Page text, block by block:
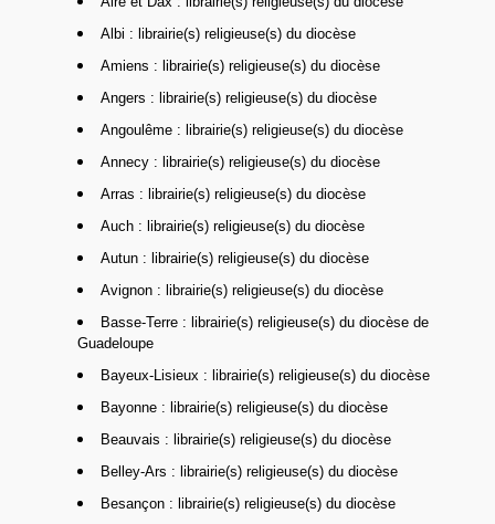
Albi : librairie(s) religieuse(s) du diocèse
Amiens : librairie(s) religieuse(s) du diocèse
Angers : librairie(s) religieuse(s) du diocèse
Angoulême : librairie(s) religieuse(s) du diocèse
Annecy : librairie(s) religieuse(s) du diocèse
Arras : librairie(s) religieuse(s) du diocèse
Auch : librairie(s) religieuse(s) du diocèse
Autun : librairie(s) religieuse(s) du diocèse
Avignon : librairie(s) religieuse(s) du diocèse
Basse-Terre : librairie(s) religieuse(s) du diocèse de
Guadeloupe
Bayeux-Lisieux : librairie(s) religieuse(s) du diocèse
Bayonne : librairie(s) religieuse(s) du diocèse
Beauvais : librairie(s) religieuse(s) du diocèse
Belley-Ars : librairie(s) religieuse(s) du diocèse
Besançon : librairie(s) religieuse(s) du diocèse